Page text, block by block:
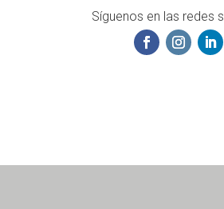
Síguenos en las redes